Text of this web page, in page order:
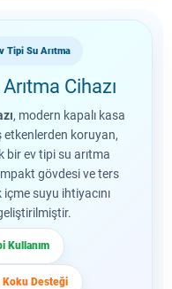
Tipi Su Arıtma
Cihazı
, modern kapalı kasa
etkenlerden koruyan,
bir ev tipi su arıtma
gövdesi ve ters
suyu ihtiyacını
Kullanım
Koku Desteği